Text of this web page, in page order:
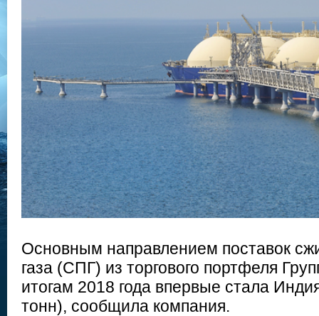
Основным направлением поставок
газа (СПГ) из торгового портфеля
итогам 2018 года впервые стала
тонн), сообщила компания.